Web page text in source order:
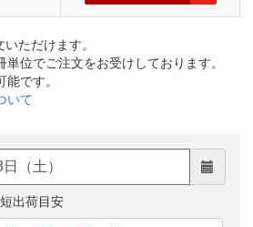
ただけます。
位でご注文をお受けしております。
です。
いて
出荷目安